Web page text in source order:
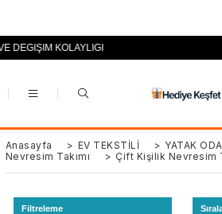
+90 (0553) 694 94 70
Anasayfa > EV TEKSTİLİ > YATAK
Nevresim Takımı
> Çift Kişilik Nevresim
Filtreleme